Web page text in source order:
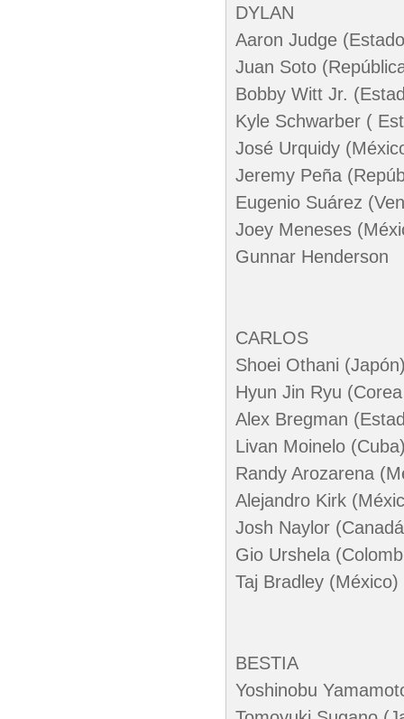
DYLAN
Aaron Judge
Juan Soto
Bobby Witt Jr.
Kyle Schwarber (
José Urquidy
Jeremy Peña
Eugenio Suárez
Joey Meneses
Gunnar Henderson
CARLOS
Shoei Othani
Hyun Jin Ryu
Alex Bregman
Livan Moinelo
Randy Arozarena
Alejandro Kirk
Josh Naylor
Gio Urshela
Taj Bradley (México)
BESTIA
Yoshinobu